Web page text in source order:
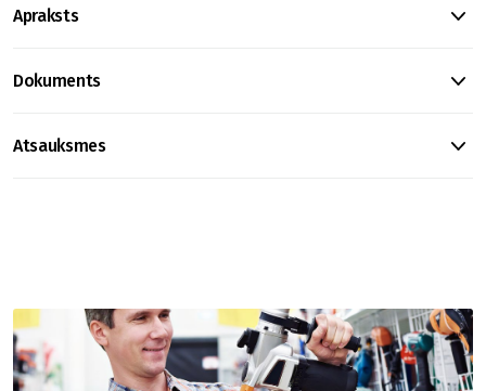
Apraksts
Dokuments
Atsauksmes